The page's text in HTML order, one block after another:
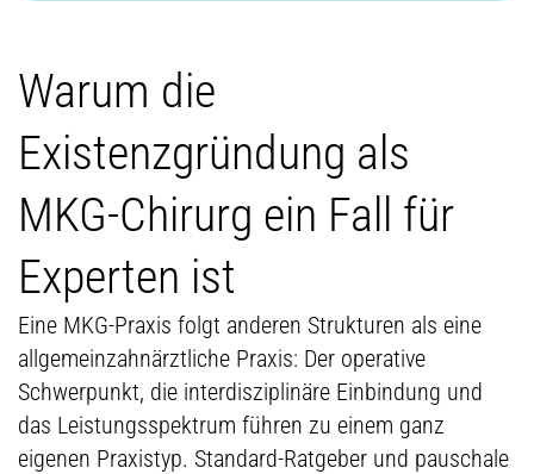
Warum die
Existenzgründung als
MKG-Chirurg ein Fall für
Experten ist
Eine MKG-Praxis folgt anderen Strukturen als eine
allgemeinzahnärztliche Praxis: Der operative
Schwerpunkt, die interdisziplinäre Einbindung und
das Leistungsspektrum führen zu einem ganz
eigenen Praxistyp. Standard-Ratgeber und pauschale